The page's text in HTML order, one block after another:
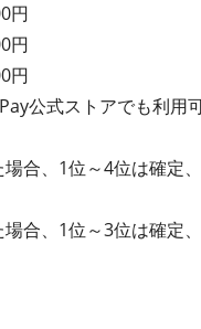
円
円
円
公式ストアでも利用
合、1位～4位は確定
合、1位～3位は確定